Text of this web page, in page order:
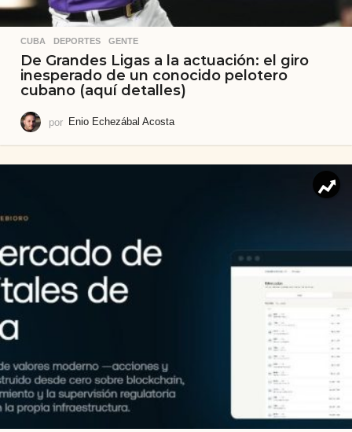
CUBA ,DEPORTES ,GENTE
De Grandes Ligas a la actuación: el giro
inesperado de un conocido pelotero
cubano (aquí detalles)
por Enio Echezábal Acosta